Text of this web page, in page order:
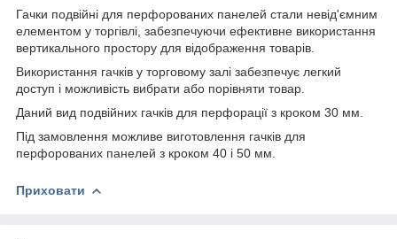
Гачки подвійні для перфорованих панелей стали невід'ємним
елементом у торгівлі, забезпечуючи ефективне використання
вертикального простору для відображення товарів.
Використання гачків у торговому залі забезпечує легкий
доступ і можливість вибрати або порівняти товар.
Даний вид подвійних гачків для перфорації з кроком 30 мм.
Під замовлення можливе виготовлення гачків для
перфорованих панелей з кроком 40 і 50 мм.
Приховати